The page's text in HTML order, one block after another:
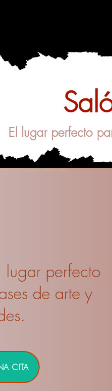
El lugar perfecto
perfecto
de arte y
CITA